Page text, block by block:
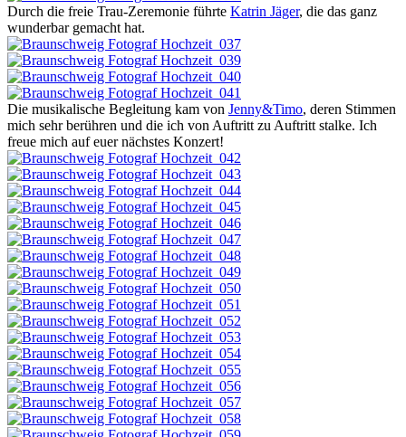
Durch die freie Trau-Zeremonie führte Katrin Jäger, die das ganz
wunderbar gemacht hat.
Die musikalische Begleitung kam von Jenny&Timo, deren Stimmen
mich sehr berühren und die ich von Auftritt zu Auftritt stalke. Ich
freue mich auf euer nächstes Konzert!